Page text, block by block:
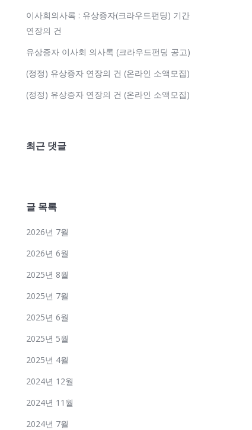
이사회의사록 : 유상증자(크라우드펀딩) 기간
연장의 건
유상증자 이사회 의사록 (크라우드펀딩 공고)
(정정) 유상증자 연장의 건 (온라인 소액모집)
(정정) 유상증자 연장의 건 (온라인 소액모집)
최근 댓글
글 목록
2026년 7월
2026년 6월
2025년 8월
2025년 7월
2025년 6월
2025년 5월
2025년 4월
2024년 12월
2024년 11월
2024년 7월